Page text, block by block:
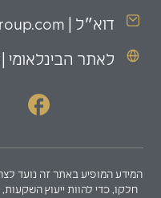
דוא״ל | contact@inspirationgroup.com
לאתר הבינלאומי | inspirationgroup.de
המידע המופיע באתר זה נועד
חלקו, כדי להוות ייעוץ השקעות,